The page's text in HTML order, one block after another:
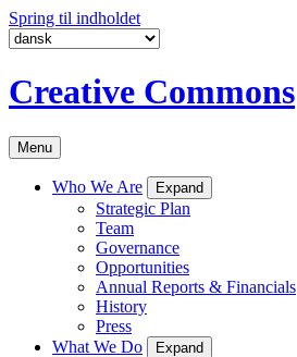
Spring til indholdet
Creative Commons
Menu
Who We Are Expand
Strategic Plan
Team
Governance
Opportunities
Annual Reports & Financials
History
Press
What We Do
Expand